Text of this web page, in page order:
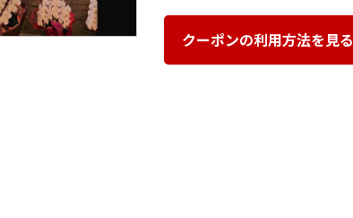
クーポンの利用方法を見る